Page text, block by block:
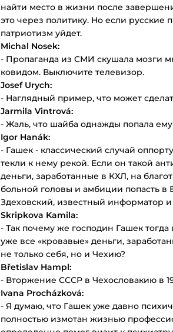
найти место в жизни после
это через политику. Но если русские
патриотизм уйдет.
Michal Nosek:
- Пропаганда из СМИ скушала мозги
ковидом. Выключите телевизор.
Josef Urych:
- Наглядный пример, что может
Jarmila Vintrová:
- Жаль, что шайба однажды попала ему
Igor Hanák:
- Гашек - классический случай
текли к нему рекой. Если он такой
деньги, заработанные в КХЛ, на
больной головы и амбиции попасть в
Здеховский, известный информатор и
Skripkova Kamila:
- Так почему же господин Гашек
уже все «кровавые» деньги,
не только себя, но и Чехию?
Břetislav Hampl:
- Вторжение СССР в Чехословакию в
Ivana Procházková:
- Я думаю, что Гашек уже давно
полностью измотан жизнью